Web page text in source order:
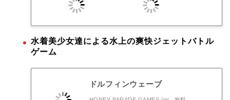
水着美少女達による水上の爽快ジェットバトル
ゲーム
ドルフィンウェーブ